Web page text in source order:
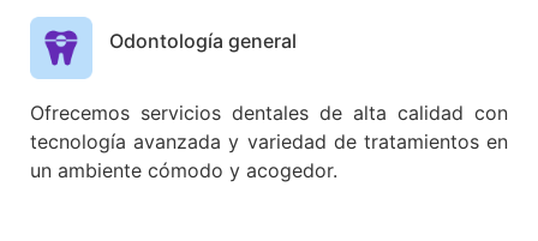
Odontología general
Ofrecemos servicios dentales de alta calidad con
tecnología avanzada y variedad de tratamientos en
un ambiente cómodo y acogedor.